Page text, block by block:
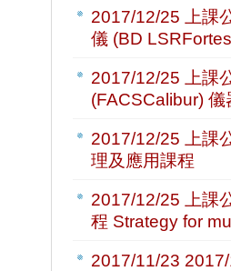
2017/12/25
上
儀 (BD
2017/12/25
上
(FACSCalibur)
2017/12/25
上
理及應用課程
2017/12/25
上
程 Strategy for
2017/11/23